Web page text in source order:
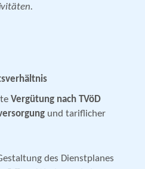
Vergütung nach TVöD
und tariflicher
des Dienstplanes